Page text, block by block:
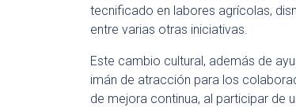
tecnificado en labores agrícolas,
entre varias otras iniciativas.
Este cambio cultural, además de
imán de atracción para los
de mejora continua, al participar de